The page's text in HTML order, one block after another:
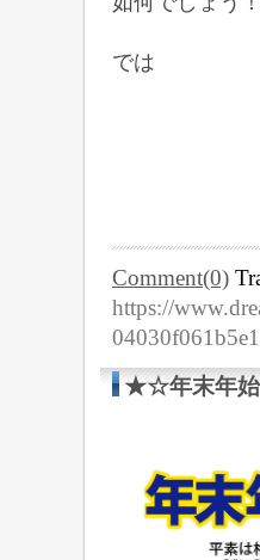
では
Comment(0)
https://
★☆年末年